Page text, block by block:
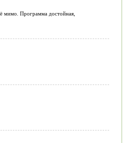
мимо. Программа достойная,